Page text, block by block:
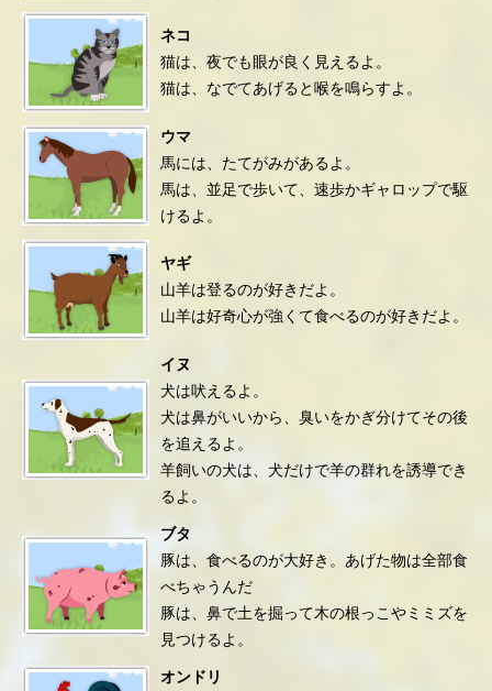
ネコ
猫は、夜でも眼が良く見えるよ。
猫は、なでてあげると喉を鳴らすよ。
ウマ
馬には、たてがみがあるよ。
馬は、並足で歩いて、速歩かギャロップで駆
けるよ。
ヤギ
山羊は登るのが好きだよ。
山羊は好奇心が強くて食べるのが好きだよ。
イヌ
犬は吠えるよ。
犬は鼻がいいから、臭いをかぎ分けてその後
を追えるよ。
羊飼いの犬は、犬だけで羊の群れを誘導でき
るよ。
ブタ
豚は、食べるのが大好き。あげた物は全部食
べちゃうんだ
豚は、鼻で土を掘って木の根っこやミミズを
見つけるよ。
オンドリ